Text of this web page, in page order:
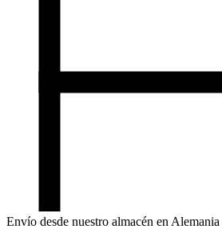
Envío desde nuestro almacén en Alemania